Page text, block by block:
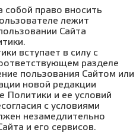
собой право вносить
лежит
Сайта
вступает в силу с
разделе
пользования Сайтом или
новой редакции
Политики и ее условий
с условиями
незамедлительно
и его сервисов.